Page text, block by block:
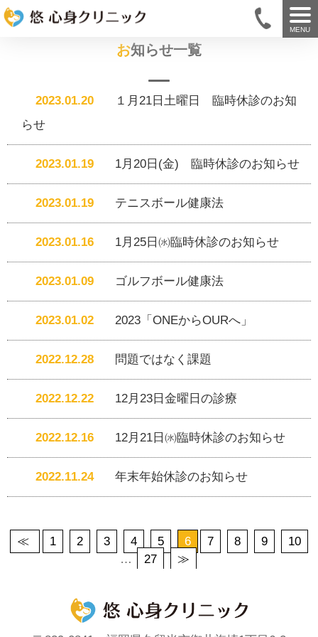
MENU
お知らせ一覧
2023.01.20
１月21日土曜日 臨時休診のお知
らせ
2023.01.19 1月20日(金) 臨時休診のお知らせ
2023.01.19 テニスボール健康法
2023.01.16 1月25日㈬臨時休診のお知らせ
2023.01.09 ゴルフボール健康法
2023.01.02 2023「ONEからOURへ」
2022.12.28 問題ではなく課題
2022.12.22 12月23日金曜日の診療
2022.12.16 12月21日㈬臨時休診のお知らせ
2022.11.24 年末年始休診のお知らせ
≪ 1 2 3 4 5 6 7 8 9
10
…
27 ≫